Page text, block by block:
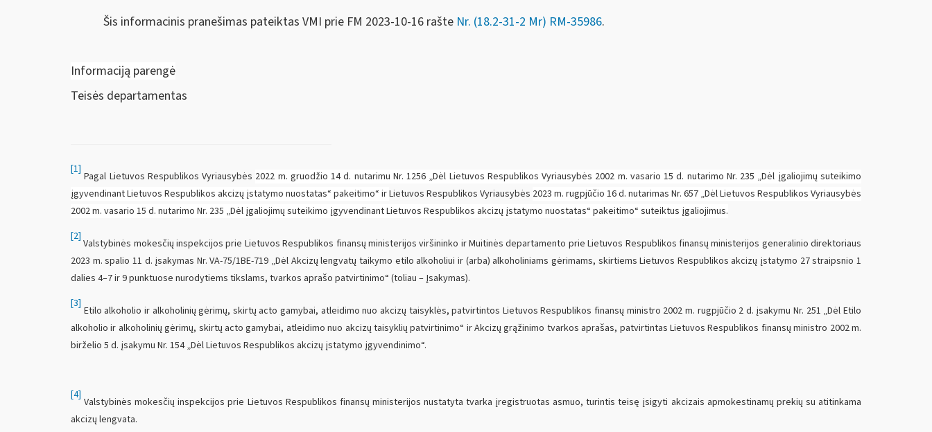
Šis informacinis pranešimas pateiktas VMI prie FM 2023-10-16 rašte Nr. (18.2-31-2 Mr) RM-35986.
Informaciją parengė
Teisės departamentas
[1]
Pagal Lietuvos Respublikos Vyriausybės 2022 m. gruodžio 14 d. nutarimu Nr. 1256 „Dėl Lietuvos Respublikos Vyriausybės 2002 m. vasario 15 d. nutarimo Nr. 235 „Dėl įgaliojimų suteikimo
įgyvendinant Lietuvos Respublikos akcizų įstatymo nuostatas“ pakeitimo“ irLietuvos Respublikos Vyriausybės 2023 m. rugpjūčio 16 d. nutarimas Nr. 657 „Dėl Lietuvos Respublikos Vyriausybės
2002 m. vasario 15 d. nutarimo Nr. 235 „Dėl įgaliojimų suteikimo įgyvendinant Lietuvos Respublikos akcizų įstatymo nuostatas“ pakeitimo“ suteiktus įgaliojimus.
[2]
Valstybinės mokesčių inspekcijos prie Lietuvos Respublikos finansų ministerijos viršininko ir Muitinės departamento prie Lietuvos Respublikos finansų ministerijos generalinio direktoriaus
2023 m. spalio 11 d. įsakymas Nr. VA-75/1BE-719 „Dėl Akcizų lengvatų taikymo etilo alkoholiui ir (arba) alkoholiniams gėrimams, skirtiems Lietuvos Respublikos akcizų įstatymo 27 straipsnio 1
dalies 4–7 ir 9 punktuose nurodytiems tikslams, tvarkos aprašo patvirtinimo“ (toliau – Įsakymas).
[3]
Etilo alkoholio ir alkoholinių gėrimų, skirtų acto gamybai, atleidimo nuo akcizų taisyklės, patvirtintos Lietuvos Respublikos finansų ministro 2002 m. rugpjūčio 2 d. įsakymu Nr. 251 „Dėl Etilo
alkoholio ir alkoholinių gėrimų, skirtų acto gamybai, atleidimo nuo akcizų taisyklių patvirtinimo“ ir Akcizų grąžinimo tvarkos aprašas, patvirtintas Lietuvos Respublikos finansų ministro 2002 m.
birželio 5 d. įsakymu Nr. 154 „Dėl Lietuvos Respublikos akcizų įstatymo įgyvendinimo“.
[4]
Valstybinės mokesčių inspekcijos prie Lietuvos Respublikos finansų ministerijos nustatyta tvarka įregistruotas asmuo, turintis teisę įsigyti akcizais apmokestinamų prekių su atitinkama
akcizų lengvata.